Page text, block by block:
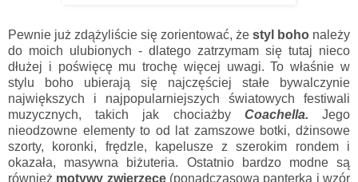
Pewnie już zdążyliście się zorientować, że styl boho należy
do moich ulubionych - dlatego zatrzymam się tutaj nieco
dłużej i poświęcę mu trochę więcej uwagi. To właśnie w
stylu boho ubierają się
najczęściej stałe bywalczynie
największych i najpopularniejszych światowych festiwali
muzycznych, takich jak chociażby Coachella. Jego
nieodzowne elementy to od lat zamszowe botki, dżinsowe
szorty, koronki, frędzle, kapelusze z szerokim rondem i
okazała, masywna biżuteria. Ostatnio bardzo modne są
również motywy zwierzęce(ponadczasowa panterka i wzór